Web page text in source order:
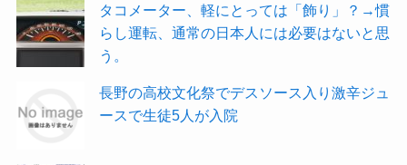
タコメーター、軽にとっては「飾り」？→慣
らし運転、通常の日本人には必要はないと思
う。
長野の高校文化祭でデスソース入り激辛ジュ
ースで生徒5人が入院